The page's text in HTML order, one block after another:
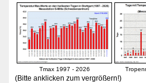
Tmax 1997 - 2026
(Bitte anklicken zum vergrößern!)